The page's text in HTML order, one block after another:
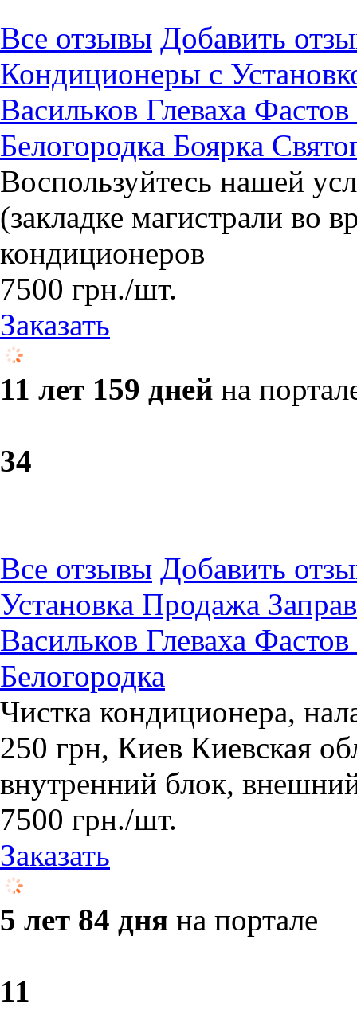
Все отзывы Добавить
Кондиционеры с
Васильков Глеваха
Белогородка Боярка
Воспользуйтесь нашей
(закладке магистрали во
кондиционеров
7500 грн./шт.
Заказать
11 лет 159 дней на
34
Все отзывы Добавить
Установка Продажа
Васильков Глеваха
Белогородка
​Чистка кондиционера,
250 грн, Киев Киевская
внутренний блок,
7500 грн./шт.
Заказать
5 лет 84 дня на портале
11